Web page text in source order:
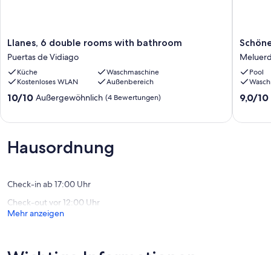
Llanes,
6
double
rooms
with
bathroom
Llanes, 6 double rooms with bathroom
Puertas de Vidiago
Küche
Waschmaschine
Kostenloses WLAN
Außenbereich
10.0
(4
Bewertungen)
10/10 Außergewöhnlich (4 Bewertungen)
Schöne
Villa
in
mit
Pool
Pool
9.0
9,0/10
Hausordnung
Check-in ab 17:00 Uhr
Check-out vor 12:00 Uhr
Mehr anzeigen